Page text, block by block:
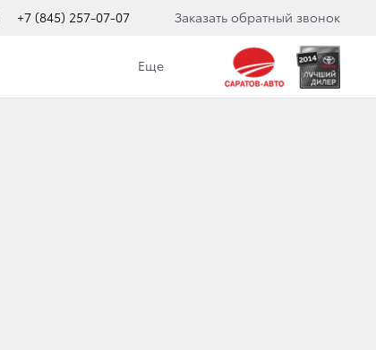
+7 (845) 257-07-07 Заказать обратный звонок
Еще